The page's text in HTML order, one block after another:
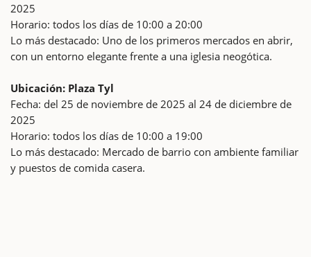
2025
Horario: todos los días de 10:00 a 20:00
Lo más destacado: Uno de los primeros mercados en abrir,
con un entorno elegante frente a una iglesia neogótica.
Ubicación: Plaza Tyl
Fecha: del 25 de noviembre de 2025 al 24 de diciembre de
2025
Horario: todos los días de 10:00 a 19:00
Lo más destacado: Mercado de barrio con ambiente familiar
y puestos de comida casera.